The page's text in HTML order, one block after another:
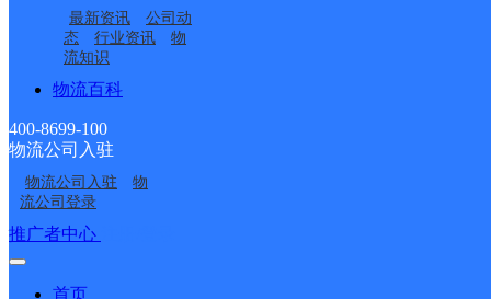
最新资讯
公司动
态
行业资讯
物
流知识
物流百科
400-8699-100
物流公司入驻
物流公司入驻
物
流公司登录
推广者中心
首页
部
湖北孝感公司南门桥寄
存点分部
湖北孝感公司生物工程
学校寄存点分部
湖北孝感公司湖北工程
学院西区寄存点分部
湖北孝感公司乾坤大道
分部
湖北孝感公司大禹寄存
点分部
孝感
接口API